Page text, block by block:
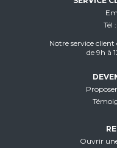
Tél
Notre service
de 9h à
Ouvrir